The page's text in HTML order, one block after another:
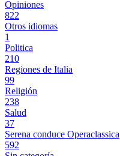
Opiniones
822
Otros idiomas
1
Politica
210
Regiones de Italia
99
Religión
238
Salud
37
Serena conduce Operaclassica
592